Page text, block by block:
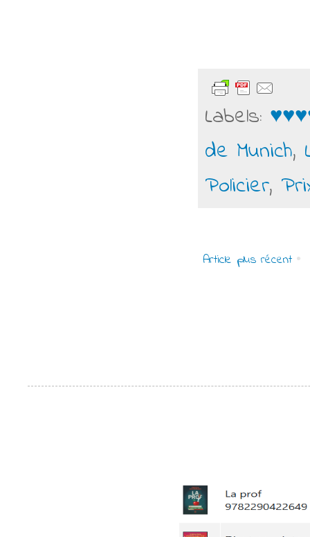
Labels:
de Munich,
Policier,
Article plus récent